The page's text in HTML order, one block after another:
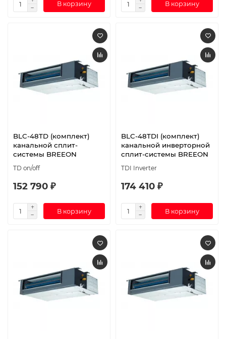
В корзину В корзину
BLC-48TD (комплект)
канальной сплит-
системы BREEON
TD on/off
152 790 ₽
В корзину
BLC-48TDI (комплект)
канальной инверторной
сплит-системы BREEON
TDI Inverter
174 410 ₽
В корзину